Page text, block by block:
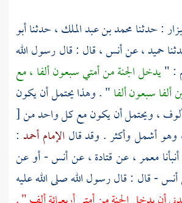
: حدثنامحمد بن عبد الملك ،حدثناأبو
حميد ،عنأنس ،قال : قال رسول الله
: "يدخل الجنة من أمتي سبعون ألفا ، مع
سبعون ألفا" . وهذا يحتمل أن يكون
، ويحتمل أن يكون مع كل واحد من[
وهو أشمل وأكثر . وقد قال الإمام أحمد :
أنبأنامعمر ،عنقتادة ،عنأنس- أو عن
أنس- قال : قال رسول الله صلى الله عليه